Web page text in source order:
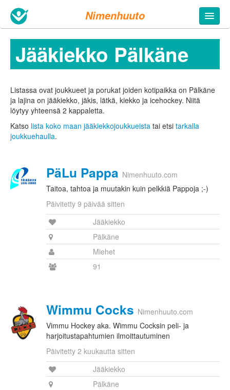
Nimenhuuto
Jääkiekko Pälkäne
Listassa ovat joukkueet ja porukat joiden kotipaikka on Pälkäne
ja lajina on jääkiekko, jäkis, lätkä, kiekko ja icehockey. Niitä
löytyy yhteensä 2 kappaletta.
Katso lista koko maan jääkiekkojoukkueista tai etsi tarkalla
joukkuehaulla.
PäLu Pappa Nimenhuuto.com
Taitoa, tahtoa ja muutakin kuin pelkkiä Pappoja ;-)
Päivitetty 9 päivää sitten
Jääkiekko
Pälkäne
Miehet
91
Wimmu Cocks Nimenhuuto.com
Vimmu Hockey aka. Wimmu Cocksin peli- ja
harjoitustapahtumien ilmoittautuminen
Päivitetty 2 kuukautta sitten
Jääkiekko
Pälkäne